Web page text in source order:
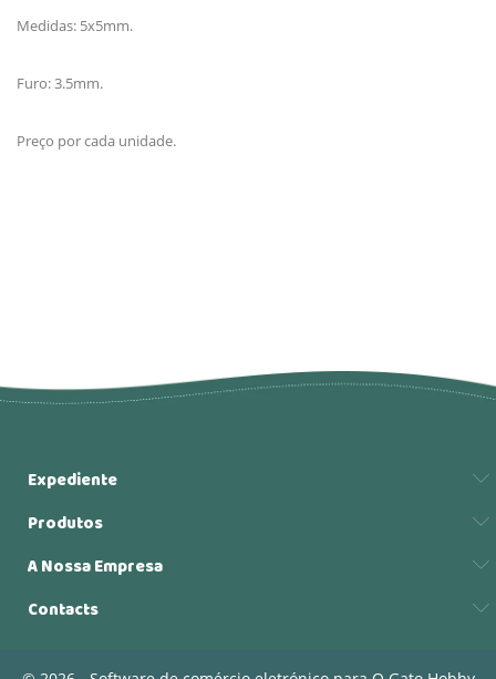
Medidas: 5x5mm.
Furo: 3.5mm.
Preço por cada unidade.
Expediente
Produtos
A Nossa Empresa
Contacts